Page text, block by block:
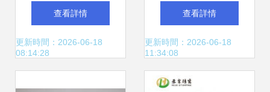
打標 技術在礦業領
域的應用與價值解
查看詳情
更新時間：2026-06-18
08:14:28
樹仁誠邀您出席上
海緊固件與技術
展，共創雙贏工藝
查看詳情
更新時間：2026-06-18
11:34:08